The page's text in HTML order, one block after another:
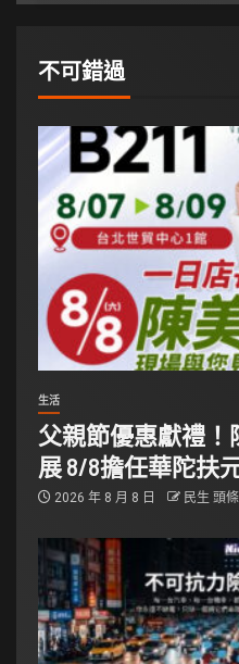
不可錯過
生活
父親節優惠獻禮
展 8/8擔任華陀扶
2026 年 8 月 8 日 民生 頭條